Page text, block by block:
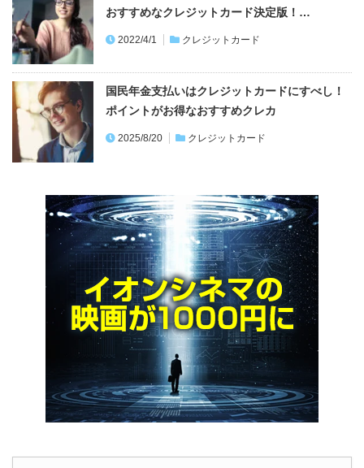
おすすめなクレジットカード決定版！…
2022/4/1 クレジットカード
国民年金支払いはクレジットカードにすべし！
ポイントがお得なおすすめクレカ
2025/8/20 クレジットカード